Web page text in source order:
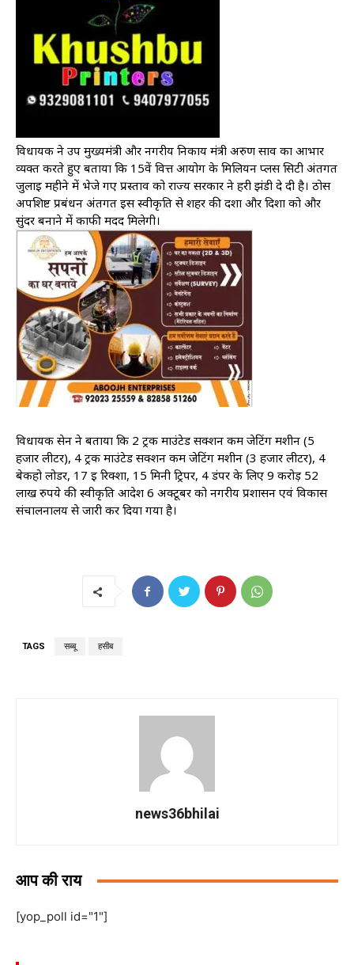
विधायक ने उप मुख्यमंत्री और नगरीय निकाय मंत्री अरुण साव का आभार
व्यक्त करते हुए बताया कि 15वें वित्त आयोग के मिलियन प्लस सिटी अंतर्गत
जुलाई महीने में भेजे गए प्रस्ताव को राज्य सरकार ने हरी झंडी दे दी है। ठोस
अपशिष्ट प्रबंधन अंतर्गत इस स्वीकृति से शहर की दशा और दिशा को और
सुंदर बनाने में काफी मदद मिलेगी।
विधायक सेन ने बताया कि 2 ट्रक माउंटेड सक्शन कम जेटिंग मशीन (5
हजार लीटर), 4 ट्रक माउंटेड सक्शन कम जेटिंग मशीन (3 हजार लीटर), 4
बेकहो लोडर, 17 ई रिक्शा, 15 मिनी ट्रिपर, 4 डंपर के लिए 9 करोड़ 52
लाख रुपये की स्वीकृति आदेश 6 अक्टूबर को नगरीय प्रशासन एवं विकास
संचालनालय से जारी कर दिया गया है।
TAGS सब्बू हसीब
news36bhilai
आप की राय
[yop_poll id="1"]